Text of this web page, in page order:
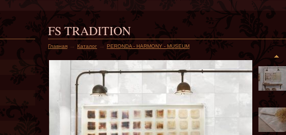
FS TRADITION
Главная → Каталог → PERONDA - HARMONY - MUSEUM